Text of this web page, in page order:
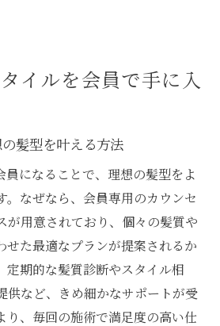
イルを会員で手に入
髪型を叶える方法
員になることで、理想の髪型をよ
。なぜなら、会員専用のカウンセ
が用意されており、個々の髪質や
せた最適なプランが提案されるか
定期的な髪質診断やスタイル相
供など、きめ細かなサポートが受
り、毎回の施術で満足度の高い仕